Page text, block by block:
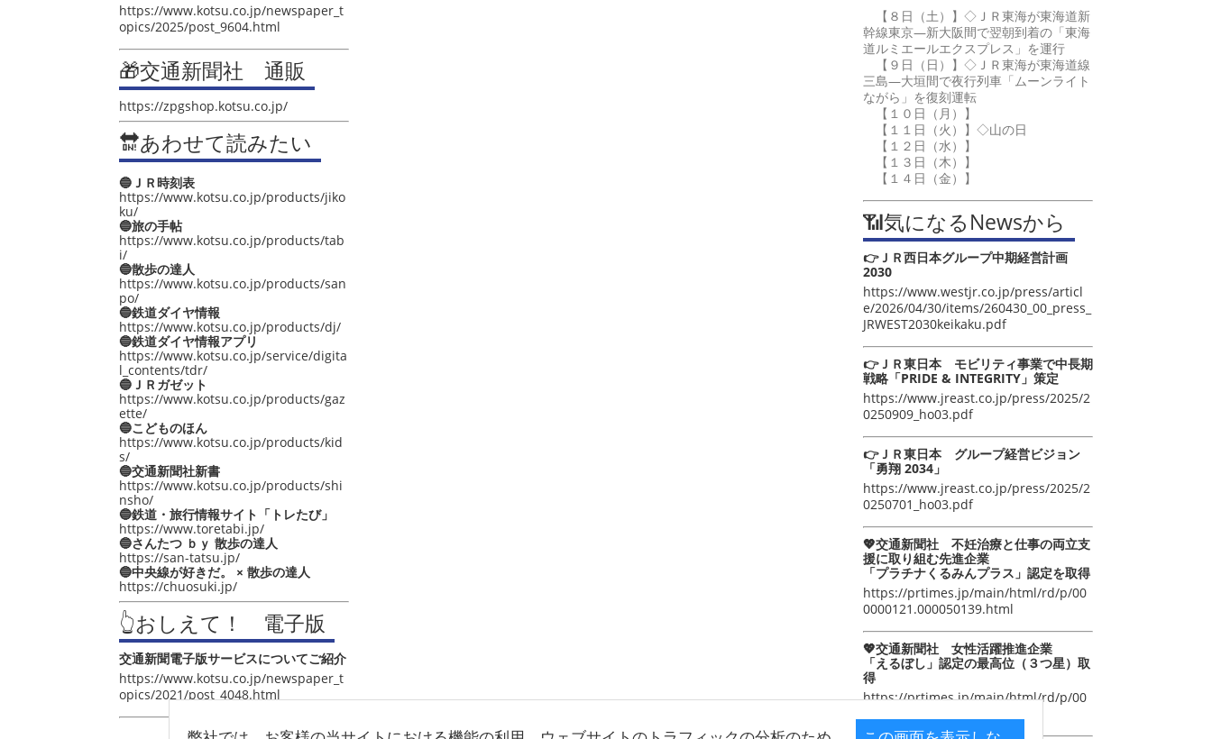
https://www.kotsu.co.jp/newspaper_t
opics/2025/post_9604.html
🎁交通新聞社 通販
https://zpgshop.kotsu.co.jp/
🔛あわせて読みたい
🔵ＪＲ時刻表
https://www.kotsu.co.jp/products/jiko
ku/
🔵旅の手帖
https://www.kotsu.co.jp/products/tab
i/
🔵散歩の達人
https://www.kotsu.co.jp/products/san
po/
🔵鉄道ダイヤ情報
https://www.kotsu.co.jp/products/dj/
🔵鉄道ダイヤ情報アプリ
https://www.kotsu.co.jp/service/digita
l_contents/tdr/
🔵ＪＲガゼット
https://www.kotsu.co.jp/products/gaz
ette/
🔵こどものほん
https://www.kotsu.co.jp/products/kid
s/
🔵交通新聞社新書
https://www.kotsu.co.jp/products/shi
nsho/
🔵鉄道・旅行情報サイト「トレたび」
https://www.toretabi.jp/
🔵さんたつ ｂｙ 散歩の達人
https://san-tatsu.jp/
🔵中央線が好きだ。 × 散歩の達人
https://chuosuki.jp/
👆おしえて！ 電子版
交通新聞電子版サービスについてご紹介
https://www.kotsu.co.jp/newspaper_t
opics/2021/post_4048.html
【８日（土）】◇ＪＲ東海が東海道新
幹線東京―新大阪間で翌朝到着の「東海
道ルミエールエクスプレス」を運行
【９日（日）】◇ＪＲ東海が東海道線
三島―大垣間で夜行列車「ムーンライト
ながら」を復刻運転
【１０日（月）】
【１１日（火）】◇山の日
【１２日（水）】
【１３日（木）】
【１４日（金）】
📶気になるNewsから
👉ＪＲ西日本グループ中期経営計画
2030
https://www.westjr.co.jp/press/articl
e/2026/04/30/items/260430_00_press_
JRWEST2030keikaku.pdf
👉ＪＲ東日本 モビリティ事業で中長期
戦略「PRIDE & INTEGRITY」策定
https://www.jreast.co.jp/press/2025/2
0250909_ho03.pdf
👉ＪＲ東日本 グループ経営ビジョン
「勇翔 2034」
https://www.jreast.co.jp/press/2025/2
0250701_ho03.pdf
💖交通新聞社 不妊治療と仕事の両立支
援に取り組む先進企業
「プラチナくるみんプラス」認定を取得
https://prtimes.jp/main/html/rd/p/00
0000121.000050139.html
💖交通新聞社 女性活躍推進企業
「えるぼし」認定の最高位（３つ星）取
得
https://prtimes.jp/main/html/rd/p/00